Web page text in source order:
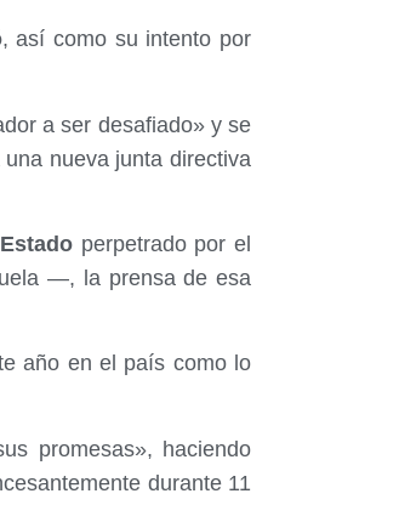
, así como su intento por
a ser desafiado» y se
nueva junta directiva
perpetrado por el
—, la prensa de esa
año en el país como lo
promesas», haciendo
durante 11